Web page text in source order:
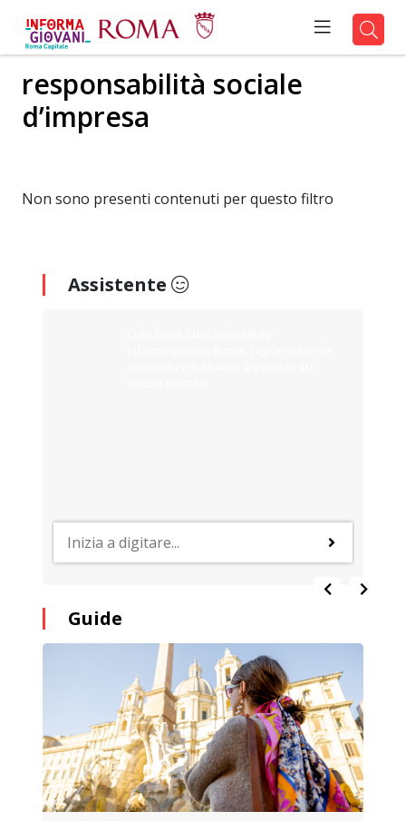
responsabilità sociale
d’impresa
Non sono presenti contenuti per questo filtro
Assistente
Guide